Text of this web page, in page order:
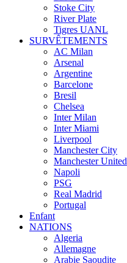
Stoke City
River Plate
Tigres UANL
SURVÊTEMENTS
AC Milan
Arsenal
Argentine
Barcelone
Bresil
Chelsea
Inter Milan
Inter Miami
Liverpool
Manchester City
Manchester United
Napoli
PSG
Real Madrid
Portugal
Enfant
NATIONS
Algeria
Allemagne
Arabie Saoudite